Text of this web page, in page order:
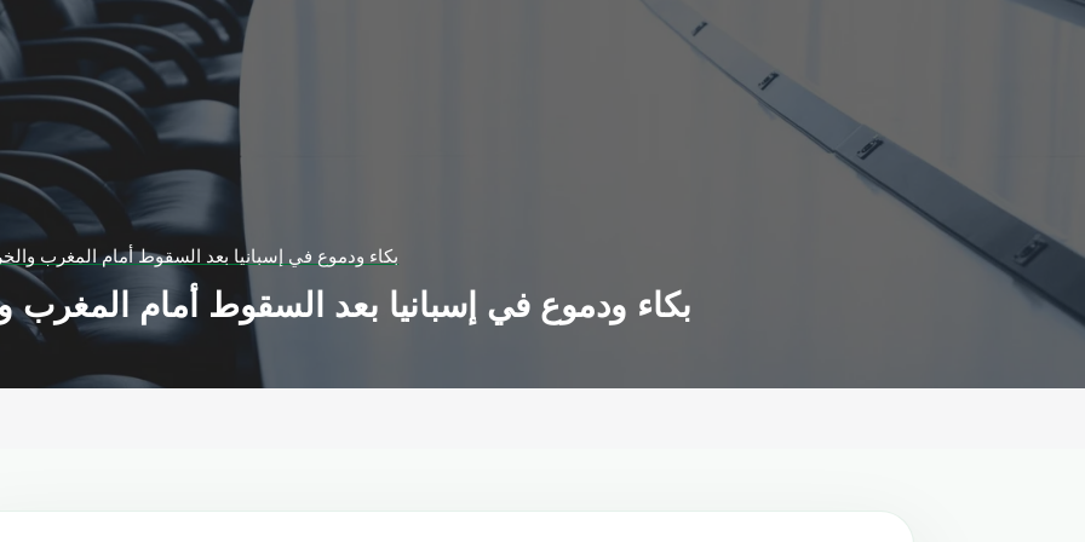
بكاء ودموع في إسبانيا بعد السقوط أمام المغرب
بكاء ودموع في إسبانيا بعد السقوط أمام